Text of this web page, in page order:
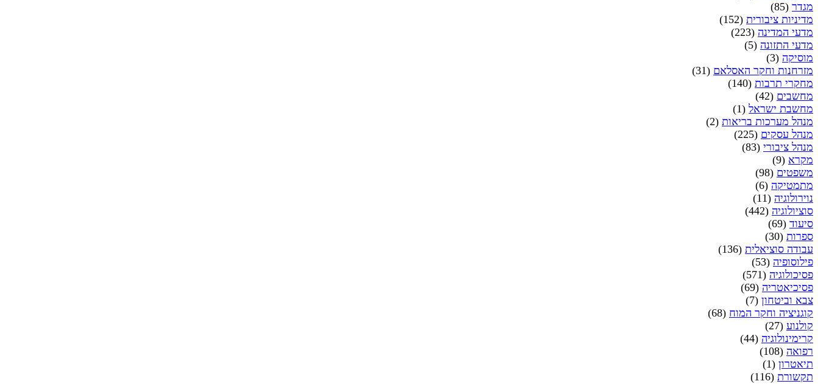
מגדר (85)
מדיניות ציבורית (152)
מדעי המדינה (223)
מדעי התזונה (5)
מוסיקה (3)
מזרחנות וחקר האסלאם (31)
מחקרי תרבות (140)
מחשבים (42)
מחשבת ישראל (1)
מנהל מערכות בריאות (2)
מנהל עסקים (225)
מנהל ציבורי (83)
מקרא (9)
משפטים (98)
מתמטיקה (6)
נוירולוגיה (11)
סוציולוגיה (442)
סיעוד (69)
ספרות (30)
עבודה סוציאלית (136)
פילוסופיה (53)
פסיכולוגיה (571)
פסיכיאטריה (69)
צבא וביטחון (7)
קוגניציה וחקר המוח (68)
קולנוע (27)
קרימינולוגיה (44)
רפואה (108)
תיאטרון (1)
תקשורת (116)